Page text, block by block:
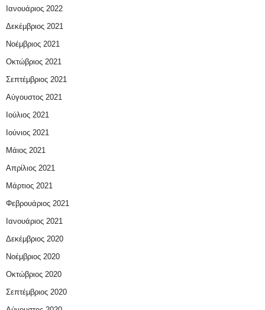
Ιανουάριος 2022
Δεκέμβριος 2021
Νοέμβριος 2021
Οκτώβριος 2021
Σεπτέμβριος 2021
Αύγουστος 2021
Ιούλιος 2021
Ιούνιος 2021
Μάιος 2021
Απρίλιος 2021
Μάρτιος 2021
Φεβρουάριος 2021
Ιανουάριος 2021
Δεκέμβριος 2020
Νοέμβριος 2020
Οκτώβριος 2020
Σεπτέμβριος 2020